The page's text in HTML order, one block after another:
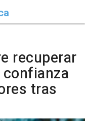
recuperar
tras